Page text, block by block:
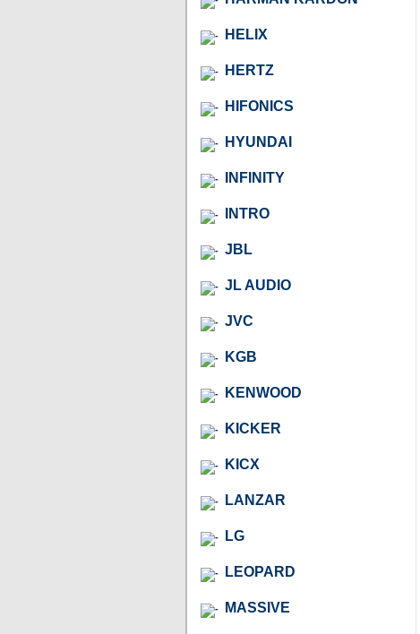
HELIX
HERTZ
HIFONICS
HYUNDAI
INFINITY
INTRO
JBL
JL AUDIO
JVC
KGB
KENWOOD
KICKER
KICX
LANZAR
LG
LEOPARD
MASSIVE